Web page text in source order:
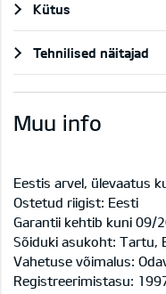
Kütus
Tehnilised näitajad
Muu info
Eestis arvel, ülevaatus
Ostetud riigist: Eesti
Garantii kehtib kuni 09/
Sõiduki asukoht: Tartu,
Vahetuse võimalus:
Registreerimistasu: